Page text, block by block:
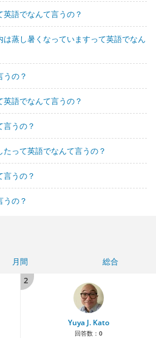
語でなんて言うの？
蒸し暑くなっていますって英語でなん
の？
英語でなんて言うの？
言うの？
って英語でなんて言うの？
うの？
うの？
月間
総合
2
Yuya J. Kato
回答数： 0